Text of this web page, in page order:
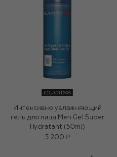
Интенсивно увлажняющий
гель для лица Men Gel Super
Hydratant (50ml)
5 200 ₽